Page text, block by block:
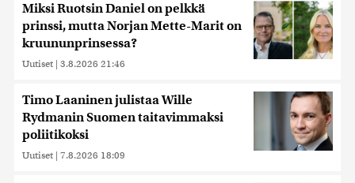
Miksi Ruotsin Daniel on pelkkä
prinssi, mutta Norjan Mette-Marit on
kruununprinsessa?
Uutiset | 3.8.2026 21:46
Timo Laaninen julistaa Wille
Rydmanin Suomen taitavimmaksi
poliitikoksi
Uutiset | 7.8.2026 18:09